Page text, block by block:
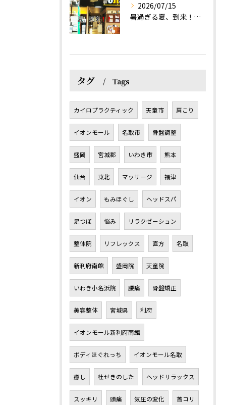
2026/07/15
暑過ぎる夏、到来！だるさを感じる方は、結構不足！？
タグ Tags
カイロプラクティック 天童市 肩こり
イオンモール 名取市 骨盤調整
盛岡 宮城郡 いわき市 熊本
仙台 東北 マッサージ 福津
イオン もみほぐし ヘッドスパ
足つぼ 悩み リラクゼーション
整体院 リフレックス 直方 名取
新利府南館 盛岡院 天童院
いわき小名浜院 腰痛 骨盤矯正
美容整体 宮城県 利府
イオンモール新利府南館
ボディほぐれっち イオンモール名取
癒し 杜せきのした ヘッドリラックス
スッキリ 頭痛 気圧の変化 首コリ